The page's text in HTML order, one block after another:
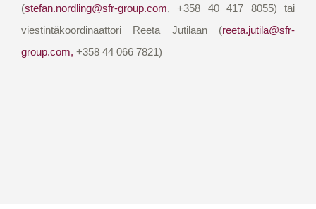
(stefan.nordling@sfr-group.com, +358 40 417 8055) tai
viestintäkoordinaattori Reeta Jutilaan (reeta.jutila@sfr-
group.com, +358 44 066 7821)